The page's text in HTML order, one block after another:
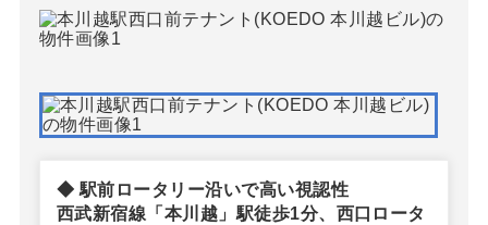
◆ 駅前ロータリー沿いで高い視認性
西武新宿線「本川越」駅徒歩1分、西口ロータ